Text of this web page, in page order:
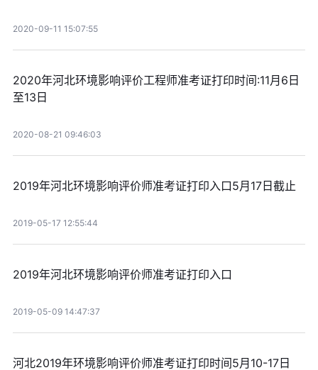
2020-09-11 15:07:55
2020年河北环境影响评价工程师准考证打印时间:11月6日
至13日
2020-08-21 09:46:03
2019年河北环境影响评价师准考证打印入口5月17日截止
2019-05-17 12:55:44
2019年河北环境影响评价师准考证打印入口
2019-05-09 14:47:37
河北2019年环境影响评价师准考证打印时间5月10-17日